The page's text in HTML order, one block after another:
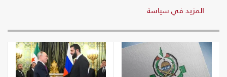
المزيد في سياسة